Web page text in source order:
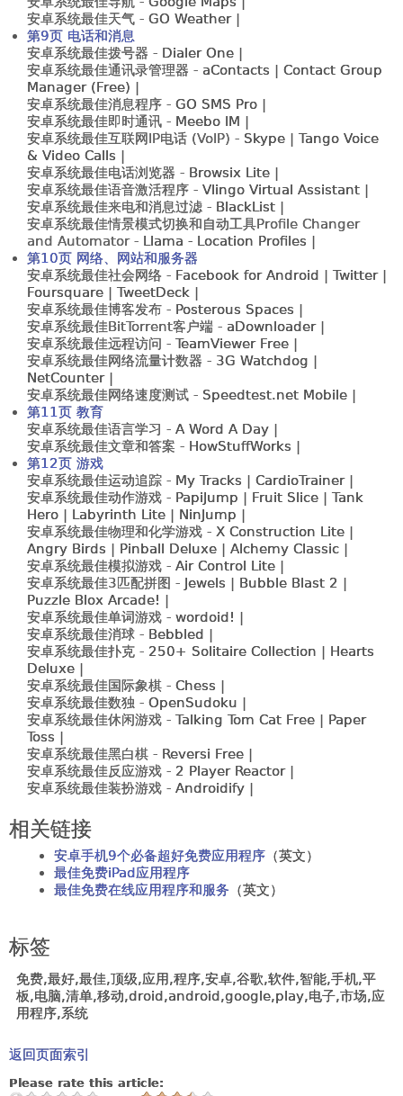
安卓系统最佳天气 -GO Weather |
第9页 电话和消息
安卓系统最佳拨号器 -Dialer One |
安卓系统最佳通讯录管理器 -aContacts | Contact Group
Manager (Free) |
安卓系统最佳消息程序 -GO SMS Pro |
安卓系统最佳即时通讯 -Meebo IM |
安卓系统最佳互联网IP电话 (VoIP) -Skype | Tango Voice
& Video Calls |
安卓系统最佳电话浏览器 -Browsix Lite |
安卓系统最佳语音激活程序 -Vlingo Virtual Assistant |
安卓系统最佳来电和消息过滤 -BlackList |
安卓系统最佳情景模式切换和自动工具Profile Changer
and Automator -Llama - Location Profiles |
第10页 网络、网站和服务器
安卓系统最佳社会网络 -Facebook for Android | Twitter |
Foursquare | TweetDeck |
安卓系统最佳博客发布 -Posterous Spaces |
安卓系统最佳BitTorrent客户端 -aDownloader |
安卓系统最佳远程访问 -TeamViewer Free |
安卓系统最佳网络流量计数器 -3G Watchdog |
NetCounter |
安卓系统最佳网络速度测试 - Speedtest.netMobile |
第11页 教育
安卓系统最佳语言学习 -A Word A Day |
安卓系统最佳文章和答案 -HowStuffWorks |
第12页 游戏
安卓系统最佳运动追踪 -My Tracks | CardioTrainer |
安卓系统最佳动作游戏 -PapiJump | Fruit Slice | Tank
Hero | Labyrinth Lite | NinJump |
安卓系统最佳物理和化学游戏 -X Construction Lite |
Angry Birds | Pinball Deluxe | Alchemy Classic |
安卓系统最佳模拟游戏 -Air Control Lite |
安卓系统最佳3匹配拼图 -Jewels | Bubble Blast 2 |
Puzzle Blox Arcade! |
安卓系统最佳单词游戏 -wordoid! |
安卓系统最佳消球 -Bebbled |
安卓系统最佳扑克 -250+ Solitaire Collection | Hearts
Deluxe |
安卓系统最佳国际象棋 -Chess |
安卓系统最佳数独 -OpenSudoku |
安卓系统最佳休闲游戏 -Talking Tom Cat Free | Paper
Toss |
安卓系统最佳黑白棋 -Reversi Free |
安卓系统最佳反应游戏 -2 Player Reactor |
安卓系统最佳装扮游戏 -Androidify |
相关链接
安卓手机9个必备超好免费应用程序（英文）
最佳免费iPad应用程序
最佳免费在线应用程序和服务 （英文）
标签
免费,最好,最佳,顶级,应用,程序,安卓,谷歌,软件,智能,手机,平
板,电脑,清单,移动,droid,android,google,play,电子,市场,应
用程序,系统
返回页面索引
Please rate this article: